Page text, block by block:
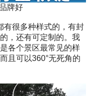
牌好
有很多种样式的，有封
，还有可定制的。我
各个景区最常见的样
且可以360°无死角的